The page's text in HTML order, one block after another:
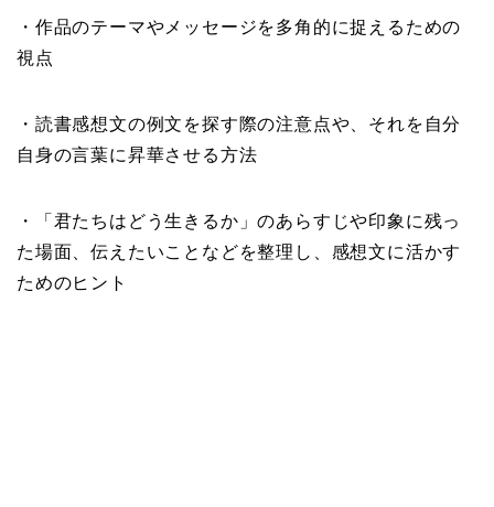
・作品のテーマやメッセージを多角的に捉えるための
視点
・読書感想文の例文を探す際の注意点や、それを自分
自身の言葉に昇華させる方法
・「君たちはどう生きるか」のあらすじや印象に残っ
た場面、伝えたいことなどを整理し、感想文に活かす
ためのヒント